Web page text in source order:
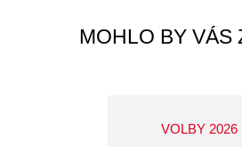
MOHLO BY VÁS
VOLBY 2026